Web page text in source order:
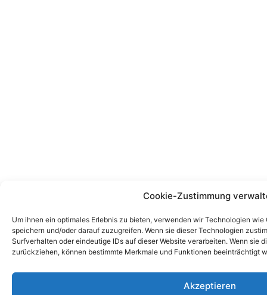
Cookie-Zustimmung
Um ihnen ein optimales Erlebnis zu bieten, verwenden wir Technologien
speichern und/oder darauf zuzugreifen. Wenn sie dieser Technologien
Surfverhalten oder eindeutige IDs auf dieser Website verarbeiten. Wenn sie
zurückziehen, können bestimmte Merkmale und Funktionen beeinträchtigt
Akzeptieren